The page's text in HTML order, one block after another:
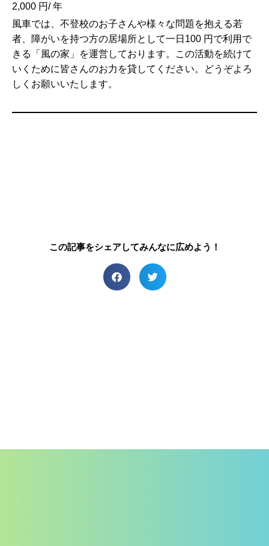
2,000 円/ 年
風車では、不登校のお子さんや様々な問題を抱える若
者、障がいを持つ方の居場所として一日100 円で利用で
きる「風の家」を運営しております。この活動を続けて
いくために皆さんのお力を貸してください。どうぞよろ
しくお願いいたします。
この記事をシェアしてみんなに広めよう！